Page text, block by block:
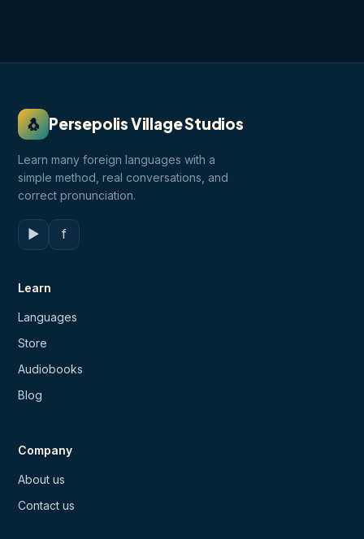
🐧 Persepolis Village Studios
Learn many foreign languages with a
simple method, real conversations, and
correct pronunciation.
▶ f
Learn
Languages
Store
Audiobooks
Blog
Company
About us
Contact us